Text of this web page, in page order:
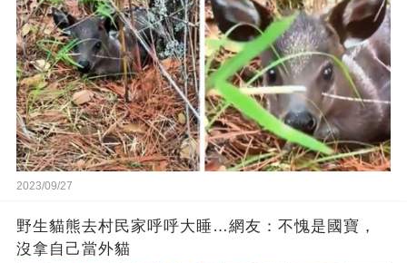
2023/09/27
野生貓熊去村民家呼呼大睡…網友：不愧是國寶，
沒拿自己當外貓